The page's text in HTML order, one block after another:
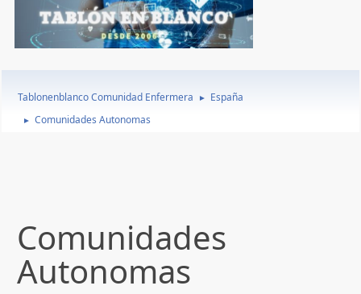
Tablonenblanco Comunidad Enfermera ► España
► Comunidades Autonomas
Comunidades
Autonomas